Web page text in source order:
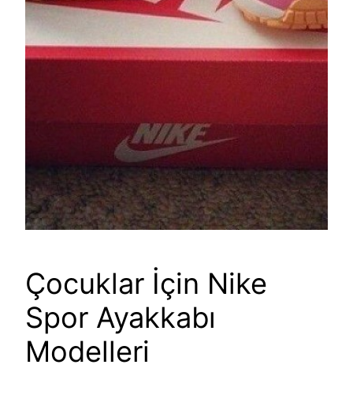
Çocuklar İçin Nike
Spor Ayakkabı
Modelleri